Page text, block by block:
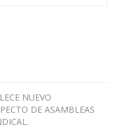
NUEVO
DE ASAMBLEAS